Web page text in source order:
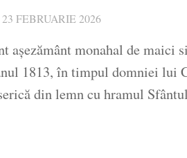
23 FEBRUARIE 2026
așezământ monahal de
1813, în timpul domniei lui
din lemn cu hramul